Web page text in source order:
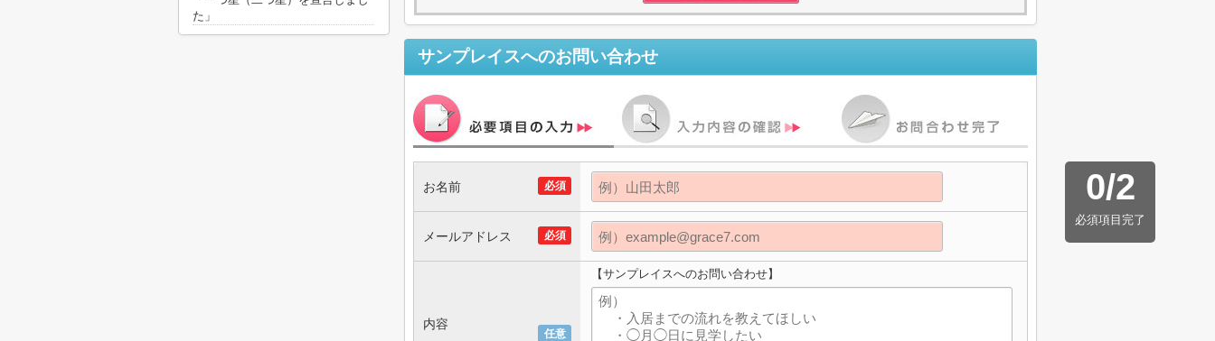
サンプレイスへのお問い合わせ
0/2
必須項目完了
必須
お名前
必須
メールアドレス
任意
内容
【サンプレイスへのお問い合わせ】
た」